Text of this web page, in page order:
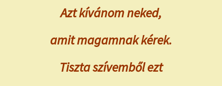
Azt kívánom neked,
amit magamnak kérek.
Tiszta szívemből ezt